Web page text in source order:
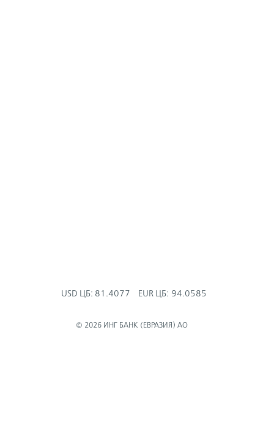
USD ЦБ: 81.4077 EUR ЦБ: 94.0585
© 2026 ИНГ БАНК (ЕВРАЗИЯ) АО